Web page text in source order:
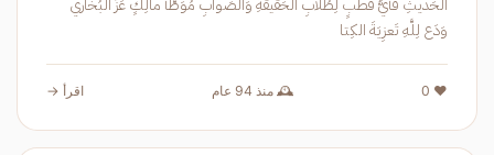
الحَديثِ فَأَيُّ قُطبٍ لِطُلّابِ الحَقيقَةِ وَالصَوابِ مُوَطَّأَ مالِكٍ عَزِّ البُخاري
وَدَع لِلَّهِ تَعزِيَةَ الكِتا
❤️ 0 🕰️ منذ 94 عام اقرأ →